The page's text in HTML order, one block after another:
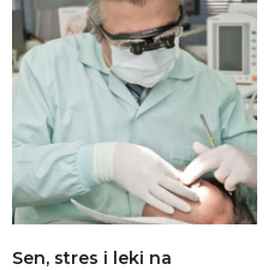
Sen, stres i leki na